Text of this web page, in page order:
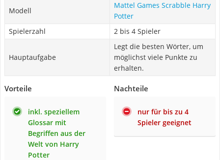
Modell
Mattel Games Scrabble Harry
Potter
Spielerzahl
2 bis 4 Spieler
Hauptaufgabe
Legt die besten Wörter, um
möglichst viele Punkte zu
erhalten.
Vorteile
inkl. speziellem
Glossar mit
Begriffen aus der
Welt von Harry
Potter
Nachteile
nur für bis zu 4
Spieler geeignet